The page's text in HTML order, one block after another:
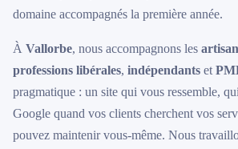
domaine accompagnés la première année.
À Vallorbe, nous accompagnons les
professions libérales, indépendants et
pragmatique : un site qui vous ressemble,
Google quand vos clients cherchent vos
pouvez maintenir vous-même. Nous